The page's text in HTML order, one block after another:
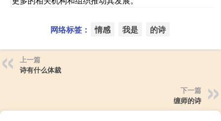
网络标签： 情感 我是 的诗
上一篇
诗有什么体裁
下一篇
缠师的诗